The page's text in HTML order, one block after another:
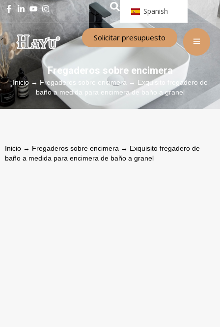
Spanish
Solicitar presupuesto
Fregaderos sobre encimera
Inicio→ Fregaderos sobre encimera → Exquisito fregadero de
baño a medida para encimera de baño a granel
Inicio → Fregaderos sobre encimera → Exquisito fregadero de
baño a medida para encimera de baño a granel